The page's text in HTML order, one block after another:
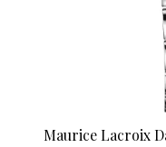
Maurice Lacroix